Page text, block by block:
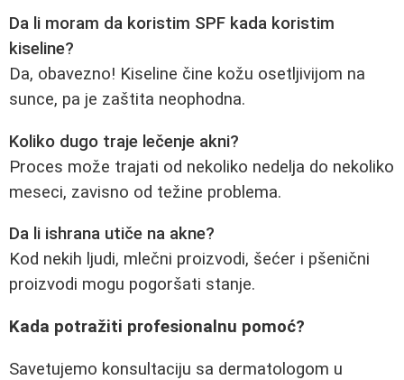
Da li moram da koristim SPF kada koristim
kiseline?
Da, obavezno! Kiseline čine kožu osetljivijom na
sunce, pa je zaštita neophodna.
Koliko dugo traje lečenje akni?
Proces može trajati od nekoliko nedelja do nekoliko
meseci, zavisno od težine problema.
Da li ishrana utiče na akne?
Kod nekih ljudi, mlečni proizvodi, šećer i pšenični
proizvodi mogu pogoršati stanje.
Kada potražiti profesionalnu pomoć?
Savetujemo konsultaciju sa dermatologom u